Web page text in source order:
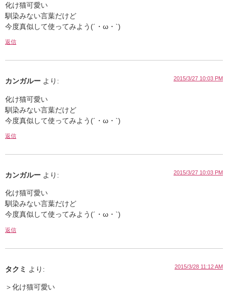
化け猫可愛い
馴染みない言葉だけど
今度真似して使ってみよう(´・ω・`)
返信
カンガルー より: 2015/3/27 10:03 PM
化け猫可愛い
馴染みない言葉だけど
今度真似して使ってみよう(´・ω・`)
返信
カンガルー より: 2015/3/27 10:03 PM
化け猫可愛い
馴染みない言葉だけど
今度真似して使ってみよう(´・ω・`)
返信
タクミ より: 2015/3/28 11:12 AM
＞化け猫可愛い